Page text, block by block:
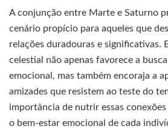
A conjunção entre Marte e Saturno
cenário propício para aqueles que
relações duradouras e significativas.
celestial não apenas favorece a
emocional, mas também encoraja a
amizades que resistem ao teste do
importância de nutrir essas
o bem-estar emocional de cada